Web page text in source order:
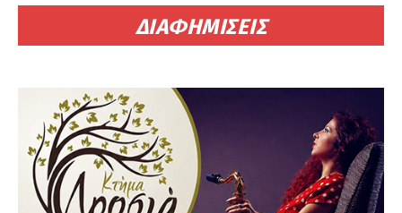
ΔΙΑΦΗΜΙΣΕΙΣ